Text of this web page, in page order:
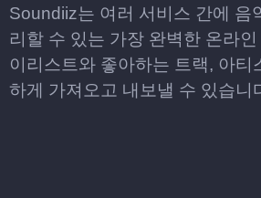
Soundiiz는 여러 서비스 간에 음
리할 수 있는 가장 완벽한 온라인
이리스트와 좋아하는 트랙, 아티
하게 가져오고 내보낼 수 있습니